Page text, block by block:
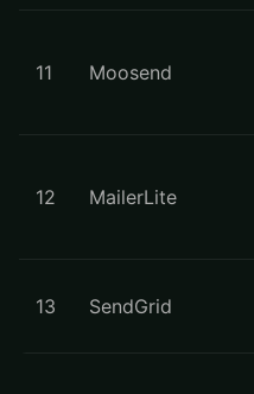
11 Moosend
12 MailerLite
13 SendGrid